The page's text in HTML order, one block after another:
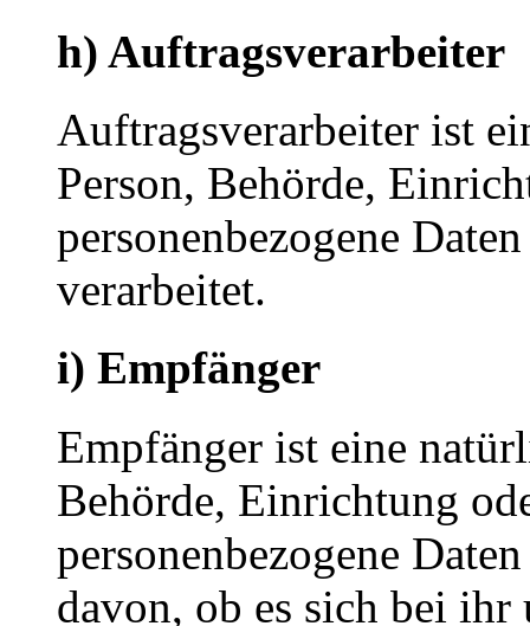
h) Auftragsverarbeiter
Auftragsverarbeiter ist
Person, Behörde,
personenbezogene
verarbeitet.
i) Empfänger
Empfänger ist eine
Behörde, Einrichtung
personenbezogene
davon, ob es sich bei